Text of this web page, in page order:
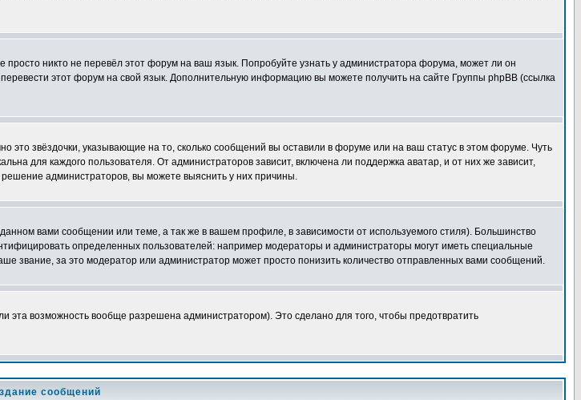
никто не перевёл этот форум на ваш язык. Попробуйте узнать у администратора форума, может ли он
этот форум на свой язык. Дополнительную информацию вы можете получить на сайте Группы phpBB (ссылка
это звёздочки, указывающие на то, сколько сообщений вы оставили в форуме или на ваш статус в этом форуме. Чуть
для каждого пользователя. От администраторов зависит, включена ли поддержка аватар, и от них же зависит,
администраторов, вы можете выяснить у них причины.
вами сообщении или теме, а так же в вашем профиле, в зависимости от используемого стиля). Большинство
определенных пользователей: например модераторы и администраторы могут иметь специальные
звание, за это модератор или администратор может просто понизить количество отправленных вами сообщений.
эта возможность вообще разрешена администратором). Это сделано для того, чтобы предотвратить
сообщений